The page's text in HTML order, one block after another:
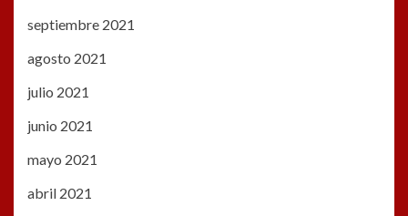
septiembre 2021
agosto 2021
julio 2021
junio 2021
mayo 2021
abril 2021